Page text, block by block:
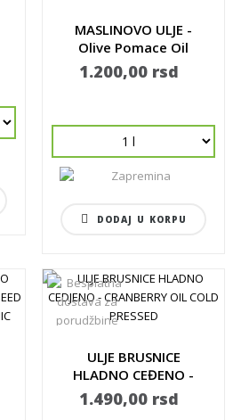
MASLINOVO ULJE -
Olive Pomace Oil
1.200,00 rsd
DODAJ U KORPU
ULJE BRUSNICE
HLADNO CEĐENO -
CRANBERRY...
1.490,00 rsd